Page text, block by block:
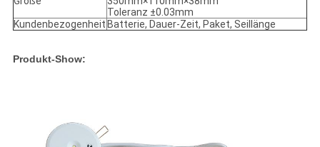
Toleranz ±0.03mm
Kundenbezogenheit Batterie, Dauer-Zeit, Paket, Seillänge
Produkt-Show: